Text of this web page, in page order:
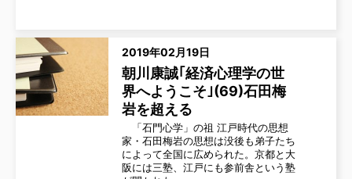
2019年02月19日
朝川康誠｢経済心理学の世
界へようこそ｣(69)石田梅
岩を超える
「石門心学」の祖 江戸時代の思想
家・石田梅岩の思想は没後も弟子たち
によって全国に広められた。京都と大
阪には三塾、江戸にも参前舎という塾